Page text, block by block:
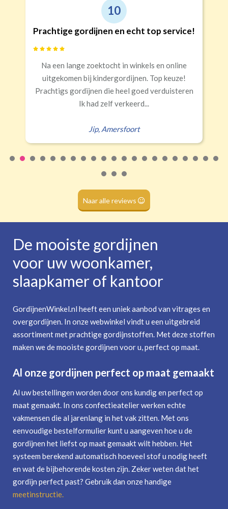
9
Goede kwaliteit en service!
Snelle levering, alles netjes aangekomen
Erald,Zeist
Naar alle reviews
De mooiste gordijnen
voor uw woonkamer,
slaapkamer of kantoor
GordijnenWinkel.nl heeft een uniek aanbod van vitrages en
overgordijnen. In onze webwinkel vindt u een uitgebreid
assortiment met prachtige gordijnstoffen. Met deze stoffen
maken we de mooiste gordijnen voor u, perfect op maat.
Al onze gordijnen perfect op maat gemaakt
Al uw bestellingen worden door ons kundig en perfect op
maat gemaakt. In ons confectieatelier werken echte
vakmensen die al jarenlang in het vak zitten. Met ons
eenvoudige bestelformulier kunt u aangeven hoe u de
gordijnen het liefst op maat gemaakt wilt hebben. Het
systeem berekend automatisch hoeveel stof u nodig heeft
en wat de bijbehorende kosten zijn. Zeker weten dat het
gordijn perfect past? Gebruik dan onze handige
meetinstructie.